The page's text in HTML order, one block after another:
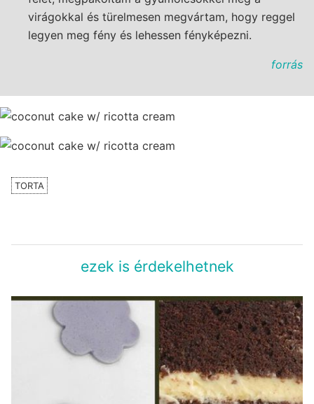
virágokkal és türelmesen megvártam, hogy reggel
legyen meg fény és lehessen fényképezni.
forrás
TORTA
ezek is érdekelhetnek